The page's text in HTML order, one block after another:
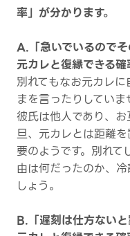
率」が分かります。
A.「急いでいるので
元カレと復縁できる
別れてもなお元カレ
まを言ったりしてい
彼氏は他人であり、
旦、元カレとは距離
要のようです。別れ
由は何だったのか、
しょう。
B.「遅刻は仕方ない